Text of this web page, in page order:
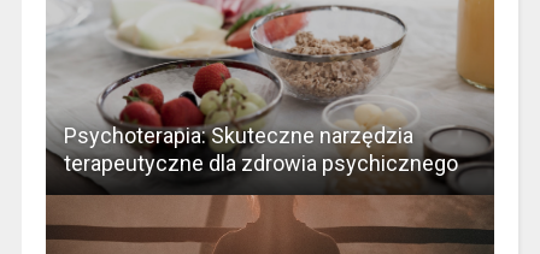
Psychoterapia: Skuteczne narzędzia
terapeutyczne dla zdrowia psychicznego